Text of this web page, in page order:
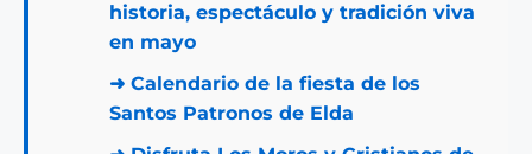
historia, espectáculo y tradición viva
en mayo
➜ Calendario de la fiesta de los
Santos Patronos de Elda